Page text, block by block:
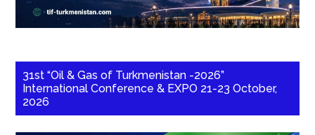
31st “Oil & Gas of Turkmenistan -2026”
International Conference & EXPO 21-23 October,
2026